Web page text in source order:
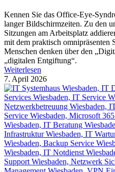
Kennen Sie das Office-Eye-
langer Bildschirmzeiten. Zu den
Sitzungen am Arbeitsplatz
mit dem praktisch omnipräsenten
Menschen denken über den
„digitalen Entgiftung“.
Weiterlesen
7. April 2026